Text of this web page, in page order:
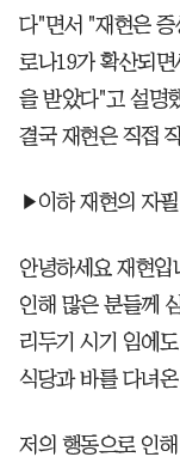
다"면서 "재현은
로나19가 확산되
을 받았다"고 설명
결국 재현은 직접
▶이하 재현의 자
안녕하세요 재현
인해 많은 분들께
리두기 시기 임에
식당과 바를 다녀
저의 행동으로 인